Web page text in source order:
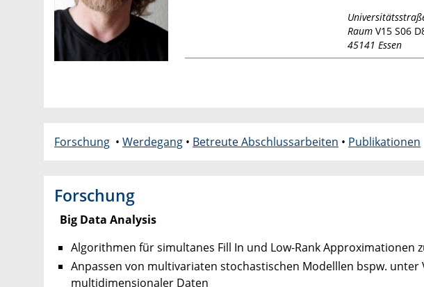
Raum V15 S06
45141 Essen
Forschung • Werdegang • Betreute Abschlussarbeiten • Publikationen
Forschung
Big Data Analysis
Algorithmen für simultanes Fill In und Low-Rank
Anpassen von multivariaten stochastischen Modelllen bspw.
multidimensionaler Daten